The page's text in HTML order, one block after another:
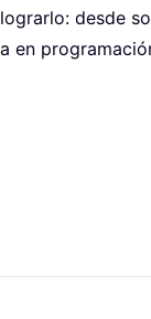
desde
en